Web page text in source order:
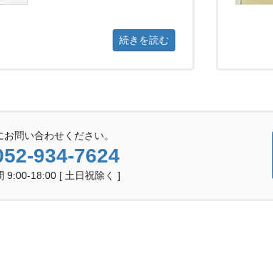
続きを読む
お問い合わせください。
934-7624
9:00-18:00 [ 土日祝除く ]